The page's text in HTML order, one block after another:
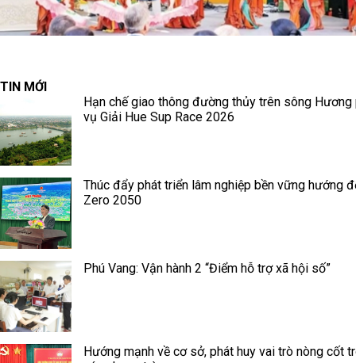
TIN MỚI
Hạn chế giao thông đường thủy trên sông Hương
vụ Giải Hue Sup Race 2026
Thúc đẩy phát triển lâm nghiệp bền vững hướng
Zero 2050
Phú Vang: Vận hành 2 “Điểm hỗ trợ xã hội số”
Hướng mạnh về cơ sở, phát huy vai trò nòng cốt